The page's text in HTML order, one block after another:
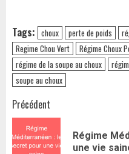
Tags: choux perte de poids
Regime Chou Vert
Régime Choux
régime de la soupe au choux
soupe au choux
Navigation
d’article
Précédent
Régime
une vie